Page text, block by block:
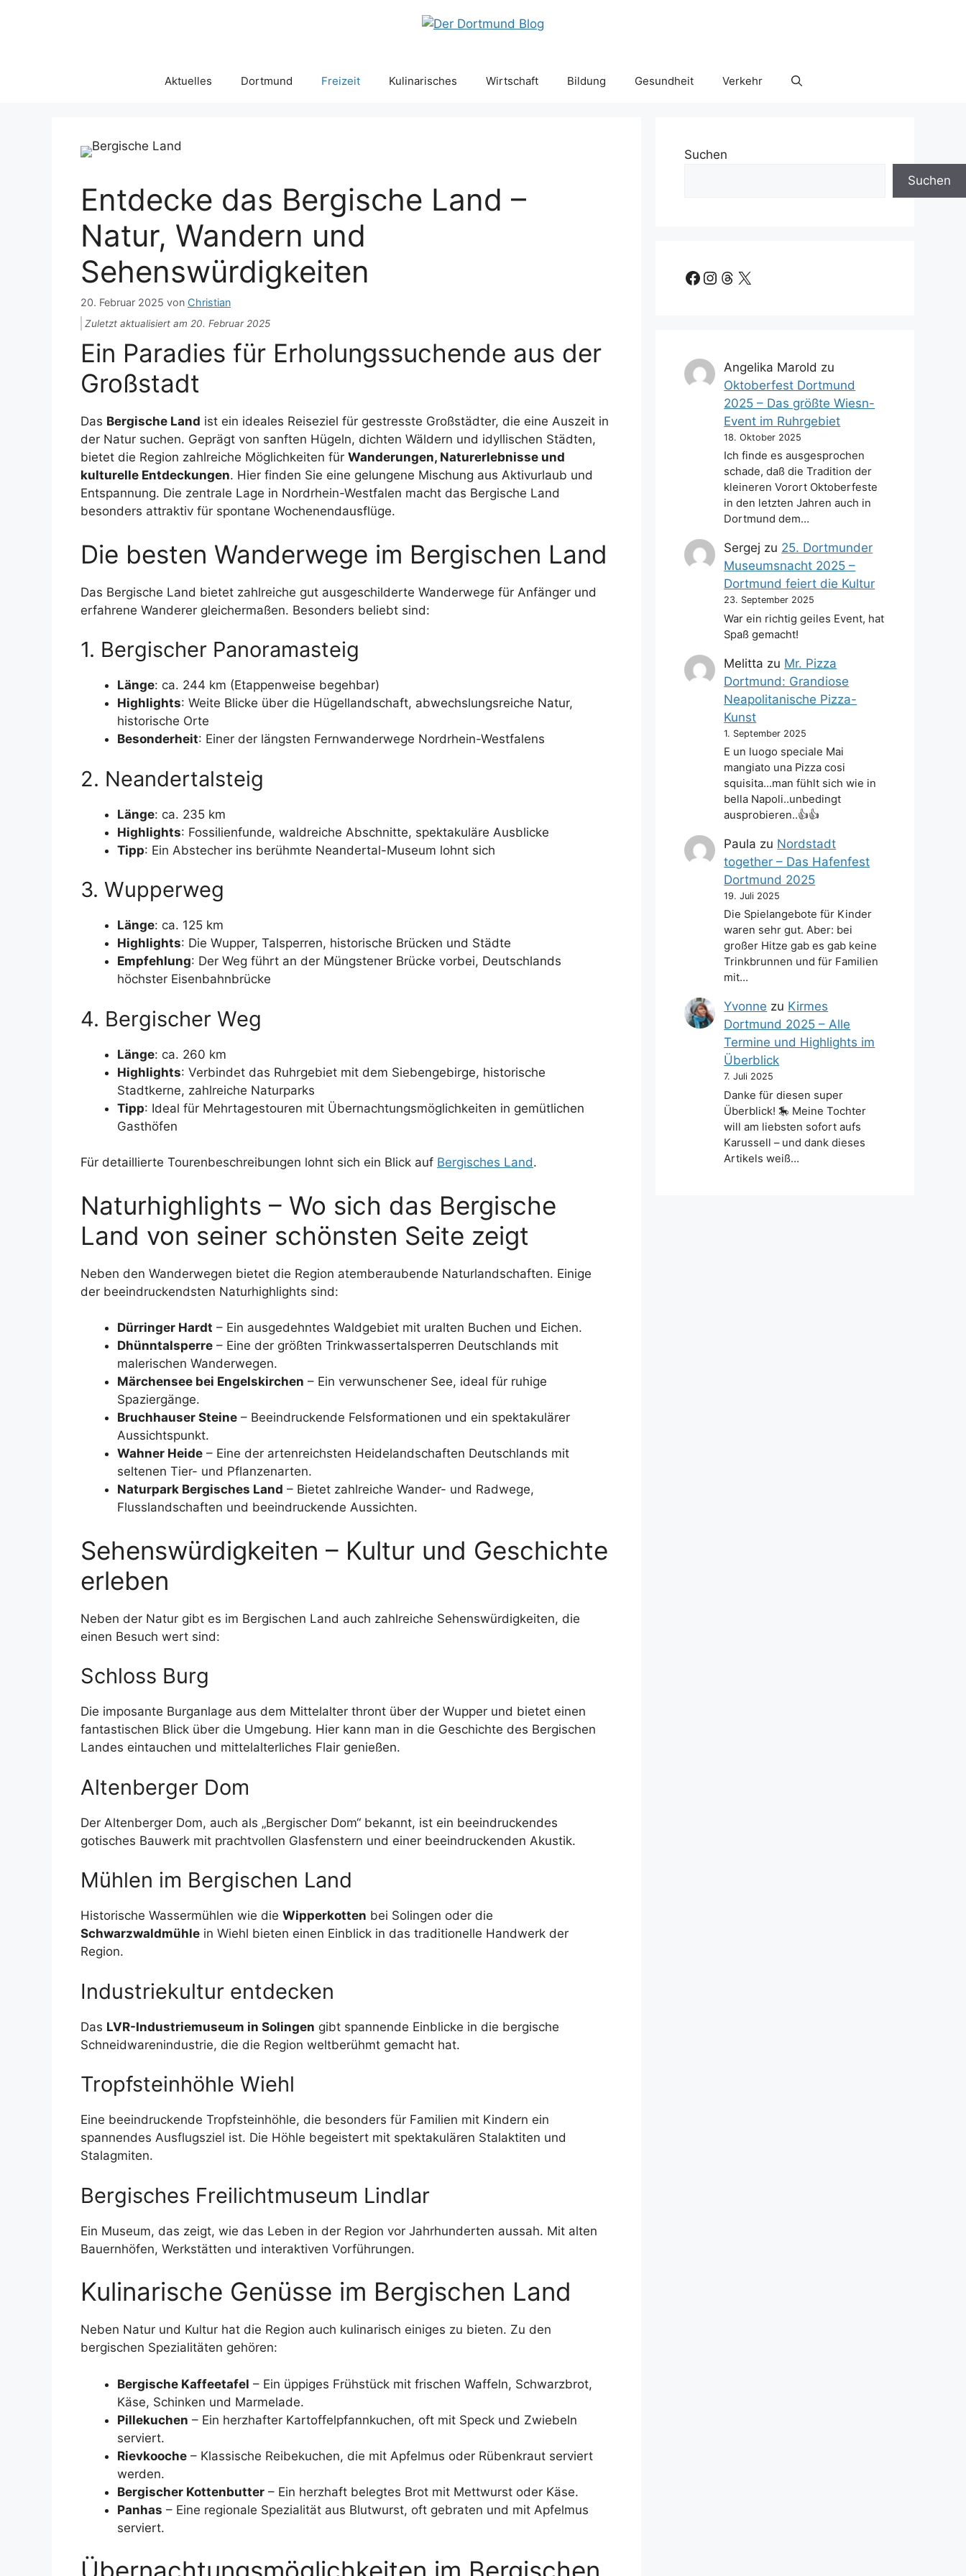
Aktuelles Dortmund Freizeit Kulinarisches Wirtschaft Bildung Gesundheit Verkehr
Entdecke das Bergische Land –
Natur, Wandern und
Sehenswürdigkeiten
20. Februar 2025 von Christian
Zuletzt aktualisiert am 20. Februar 2025
Ein Paradies für Erholungssuchende aus der
Großstadt
Das Bergische Land ist ein ideales Reiseziel für gestresste Großstädter, die eine Auszeit in
der Natur suchen. Geprägt von sanften Hügeln, dichten Wäldern und idyllischen Städten,
bietet die Region zahlreiche Möglichkeiten für Wanderungen, Naturerlebnisse und
kulturelle Entdeckungen. Hier finden Sie eine gelungene Mischung aus Aktivurlaub und
Entspannung. Die zentrale Lage in Nordrhein-Westfalen macht das Bergische Land
besonders attraktiv für spontane Wochenendausflüge.
Die besten Wanderwege im Bergischen Land
Das Bergische Land bietet zahlreiche gut ausgeschilderte Wanderwege für Anfänger und
erfahrene Wanderer gleichermaßen. Besonders beliebt sind:
1. Bergischer Panoramasteig
Länge: ca. 244 km (Etappenweise begehbar)
Highlights: Weite Blicke über die Hügellandschaft, abwechslungsreiche Natur,
historische Orte
Besonderheit: Einer der längsten Fernwanderwege Nordrhein-Westfalens
2. Neandertalsteig
Länge: ca. 235 km
Highlights: Fossilienfunde, waldreiche Abschnitte, spektakuläre Ausblicke
Tipp: Ein Abstecher ins berühmte Neandertal-Museum lohnt sich
3. Wupperweg
Länge: ca. 125 km
Highlights: Die Wupper, Talsperren, historische Brücken und Städte
Empfehlung: Der Weg führt an der Müngstener Brücke vorbei, Deutschlands
höchster Eisenbahnbrücke
4. Bergischer Weg
Länge: ca. 260 km
Highlights: Verbindet das Ruhrgebiet mit dem Siebengebirge, historische
Stadtkerne, zahlreiche Naturparks
Tipp: Ideal für Mehrtagestouren mit Übernachtungsmöglichkeiten in gemütlichen
Gasthöfen
Für detaillierte Tourenbeschreibungen lohnt sich ein Blick auf Bergisches Land.
Naturhighlights – Wo sich das Bergische
Land von seiner schönsten Seite zeigt
Neben den Wanderwegen bietet die Region atemberaubende Naturlandschaften. Einige
der beeindruckendsten Naturhighlights sind:
Dürringer Hardt – Ein ausgedehntes Waldgebiet mit uralten Buchen und Eichen.
Dhünntalsperre – Eine der größten Trinkwassertalsperren Deutschlands mit
malerischen Wanderwegen.
Märchensee bei Engelskirchen – Ein verwunschener See, ideal für ruhige
Spaziergänge.
Bruchhauser Steine – Beeindruckende Felsformationen und ein spektakulärer
Aussichtspunkt.
Wahner Heide – Eine der artenreichsten Heidelandschaften Deutschlands mit
seltenen Tier- und Pflanzenarten.
Naturpark Bergisches Land – Bietet zahlreiche Wander- und Radwege,
Flusslandschaften und beeindruckende Aussichten.
Sehenswürdigkeiten – Kultur und Geschichte
erleben
Neben der Natur gibt es im Bergischen Land auch zahlreiche Sehenswürdigkeiten, die
einen Besuch wert sind:
Schloss Burg
Die imposante Burganlage aus dem Mittelalter thront über der Wupper und bietet einen
fantastischen Blick über die Umgebung. Hier kann man in die Geschichte des Bergischen
Landes eintauchen und mittelalterliches Flair genießen.
Altenberger Dom
Der Altenberger Dom, auch als „Bergischer Dom“ bekannt, ist ein beeindruckendes
gotisches Bauwerk mit prachtvollen Glasfenstern und einer beeindruckenden Akustik.
Mühlen im Bergischen Land
Historische Wassermühlen wie die Wipperkotten bei Solingen oder die
Schwarzwaldmühle in Wiehl bieten einen Einblick in das traditionelle Handwerk der
Region.
Industriekultur entdecken
Das LVR-Industriemuseum in Solingen gibt spannende Einblicke in die bergische
Schneidwarenindustrie, die die Region weltberühmt gemacht hat.
Tropfsteinhöhle Wiehl
Eine beeindruckende Tropfsteinhöhle, die besonders für Familien mit Kindern ein
spannendes Ausflugsziel ist. Die Höhle begeistert mit spektakulären Stalaktiten und
Stalagmiten.
Bergisches Freilichtmuseum Lindlar
Ein Museum, das zeigt, wie das Leben in der Region vor Jahrhunderten aussah. Mit alten
Bauernhöfen, Werkstätten und interaktiven Vorführungen.
Kulinarische Genüsse im Bergischen Land
Neben Natur und Kultur hat die Region auch kulinarisch einiges zu bieten. Zu den
bergischen Spezialitäten gehören:
Bergische Kaffeetafel – Ein üppiges Frühstück mit frischen Waffeln, Schwarzbrot,
Käse, Schinken und Marmelade.
Pillekuchen – Ein herzhafter Kartoffelpfannkuchen, oft mit Speck und Zwiebeln
serviert.
Rievkooche – Klassische Reibekuchen, die mit Apfelmus oder Rübenkraut serviert
werden.
Bergischer Kottenbutter – Ein herzhaft belegtes Brot mit Mettwurst oder Käse.
Panhas – Eine regionale Spezialität aus Blutwurst, oft gebraten und mit Apfelmus
serviert.
Suchen
Suchen
Facebook
Instagram
Threads
X
Angelika Marold zu
Oktoberfest Dortmund
2025 – Das größte Wiesn-
Event im Ruhrgebiet
18. Oktober 2025
Ich finde es ausgesprochen
schade, daß die Tradition der
kleineren Vorort Oktoberfeste
in den letzten Jahren auch in
Dortmund dem…
Sergej zu 25. Dortmunder
Museumsnacht 2025 –
Dortmund feiert die Kultur
23. September 2025
War ein richtig geiles Event, hat
Spaß gemacht!
Melitta zu Mr. Pizza
Dortmund: Grandiose
Neapolitanische Pizza-
Kunst
1. September 2025
E un luogo speciale Mai
mangiato una Pizza cosi
squisita...man fühlt sich wie in
bella Napoli..unbedingt
ausprobieren..👍👍
Paula zu Nordstadt
together – Das Hafenfest
Dortmund 2025
19. Juli 2025
Die Spielangebote für Kinder
waren sehr gut. Aber: bei
großer Hitze gab es gab keine
Trinkbrunnen und für Familien
mit…
Yvonne zu Kirmes
Dortmund 2025 – Alle
Termine und Highlights im
Überblick
7. Juli 2025
Danke für diesen super
Überblick! 🎠 Meine Tochter
will am liebsten sofort aufs
Karussell – und dank dieses
Artikels weiß…